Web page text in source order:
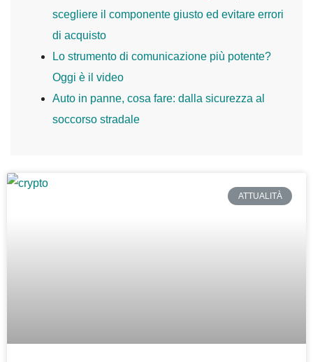
scegliere il componente giusto ed evitare errori
di acquisto
Lo strumento di comunicazione più potente?
Oggi è il video
Auto in panne, cosa fare: dalla sicurezza al
soccorso stradale
ATTUALITÀ